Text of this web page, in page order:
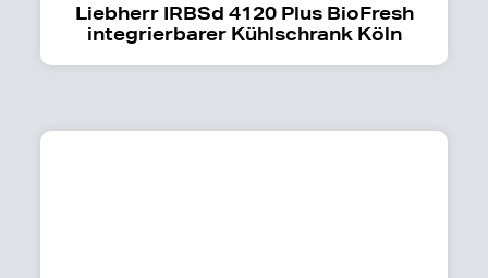
Liebherr IRBSd 4120 Plus BioFresh
integrierbarer Kühlschrank Köln